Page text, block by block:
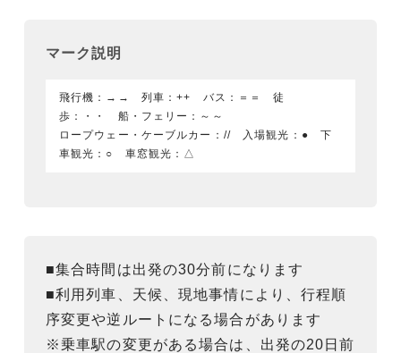
マーク説明
飛行機：→→ 列車：++ バス：＝＝ 徒
歩：・・ 船・フェリー：～～
ロープウェー・ケーブルカー：// 入場観光：● 下
車観光：○ 車窓観光：△
■集合時間は出発の30分前になります
■利用列車、天候、現地事情により、行程順
序変更や逆ルートになる場合があります
※乗車駅の変更がある場合は、出発の20日前